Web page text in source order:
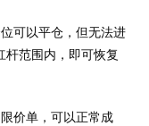
可以平仓，但无法进
杆范围内，即可恢复
价单，可以正常成